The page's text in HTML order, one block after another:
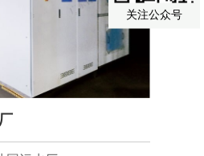
关注公众号